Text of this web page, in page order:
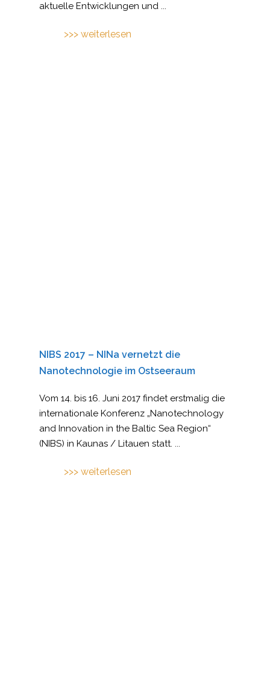
aktuelle Entwicklungen und ...
>>> weiterlesen
NIBS 2017 – NINa vernetzt die
Nanotechnologie im Ostseeraum
Vom 14. bis 16. Juni 2017 findet erstmalig die
internationale Konferenz „Nanotechnology
and Innovation in the Baltic Sea Region“
(NIBS) in Kaunas / Litauen statt. ...
>>> weiterlesen